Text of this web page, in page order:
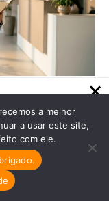
Tributário:
Dentistas
Tributário
Como
a melhor
a usar este site,
com ele.